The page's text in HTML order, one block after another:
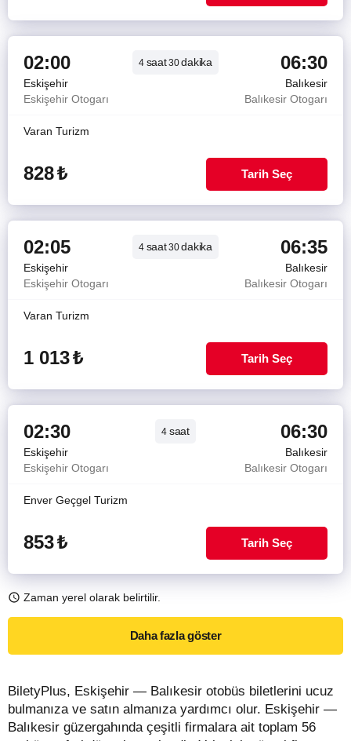
02:00 4 saat30dakika 06:30
Eskişehir
Balıkesir
Eskişehir Otogarı
Balıkesir Otogarı
Varan Turizm
828₺ Tarih Seç
02:05 4 saat30dakika 06:35
Eskişehir
Balıkesir
Eskişehir Otogarı
Balıkesir Otogarı
Varan Turizm
1 013₺ Tarih Seç
02:30 4 saat 06:30
Eskişehir
Balıkesir
Eskişehir Otogarı
Balıkesir Otogarı
Enver Geçgel Turizm
853₺ Tarih Seç
Zaman yerel olarak belirtilir.
Daha fazla göster
BiletyPlus, Eskişehir — Balıkesir otobüs biletlerini ucuz
bulmanıza ve satın almanıza yardımcı olur. Eskişehir —
Balıkesir güzergahında çeşitli firmalara ait toplam 56